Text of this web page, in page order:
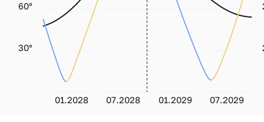
01.2028 07.2028 01.2029 07.2029
30°
60°